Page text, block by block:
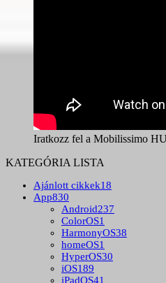
Iratkozz fel a Mobilissimo
KATEGÓRIA LISTA
Ajánlott cikkek18
App830
Android237
ColorOS1
HarmonyOS38
homeOS1
HyperOS30
iOS189
iPadOS41